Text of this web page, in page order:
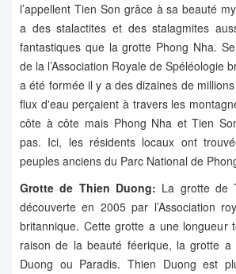
l’appellent Tien Son grâce à sa beauté
a des stalactites et des stalagmites
fantastiques que la grotte Phong Nha.
de la l’Association Royale de Spéléologie
a été formée il y a des dizaines de
flux d'eau perçaient à travers les
côte à côte mais Phong Nha et Tien
pas. Ici, les résidents locaux ont
peuples anciens du Parc National de
Grotte de Thien Duong: La grotte de
découverte en 2005 par l’Association
britannique. Cette grotte a une longueur
raison de la beauté féerique, la grotte a
Duong ou Paradis. Thien Duong est